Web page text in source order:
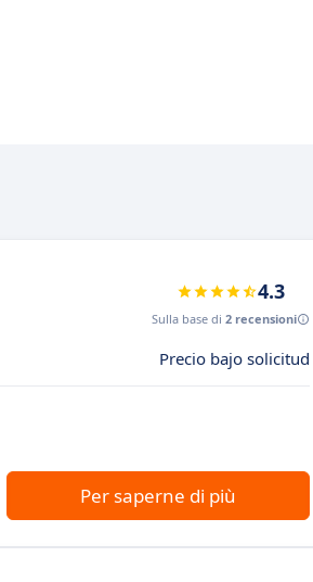
4.3
Sulla base di 2 recensioni
Precio bajo solicitud
Per saperne di più